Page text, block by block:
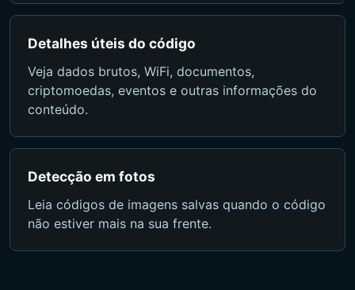
Detalhes úteis do código
Veja dados brutos, WiFi, documentos,
criptomoedas, eventos e outras informações do
conteúdo.
Detecção em fotos
Leia códigos de imagens salvas quando o código
não estiver mais na sua frente.